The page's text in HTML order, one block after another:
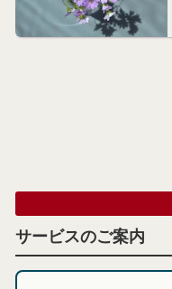
サービスのご案内